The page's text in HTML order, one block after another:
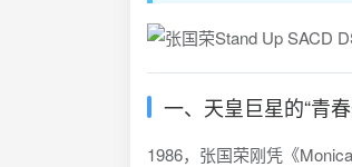
一、天皇巨星的“青
1986，张国荣刚凭《